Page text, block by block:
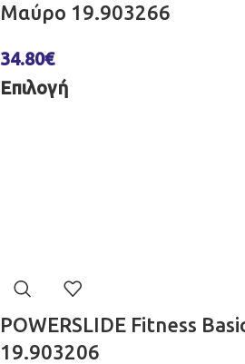
Μαύρο 19.903266
34.80€
Επιλογή
POWERSLIDE Fitness
19.903206